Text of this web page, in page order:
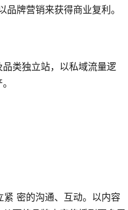
牌营销来获得商业复利。
类独立站，以私域流量逻
密的沟通、互动。以内容